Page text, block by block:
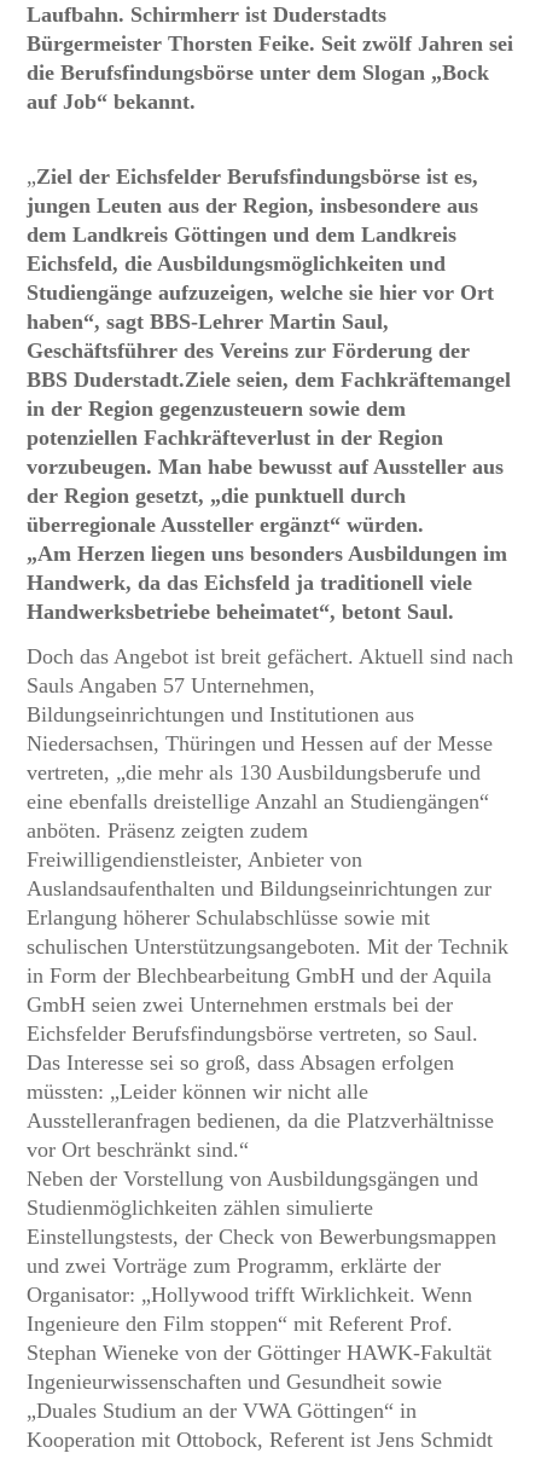
Laufbahn. Schirmherr ist Duderstadts
Bürgermeister Thorsten Feike. Seit zwölf Jahren sei
die Berufsfindungsbörse unter dem Slogan „Bock
auf Job“ bekannt.
„Ziel der Eichsfelder Berufsfindungsbörse ist es,
jungen Leuten aus der Region, insbesondere aus
dem Landkreis Göttingen und dem Landkreis
Eichsfeld, die Ausbildungsmöglichkeiten und
Studiengänge aufzuzeigen, welche sie hier vor Ort
haben“, sagt BBS-Lehrer Martin Saul,
Geschäftsführer des Vereins zur Förderung der
BBS Duderstadt.Ziele seien, dem Fachkräftemangel
in der Region gegenzusteuern sowie dem
potenziellen Fachkräfteverlust in der Region
vorzubeugen. Man habe bewusst auf Aussteller aus
der Region gesetzt, „die punktuell durch
überregionale Aussteller ergänzt“ würden.
„Am Herzen liegen uns besonders Ausbildungen im
Handwerk, da das Eichsfeld ja traditionell viele
Handwerksbetriebe beheimatet“, betont Saul.
Doch das Angebot ist breit gefächert. Aktuell sind nach
Sauls Angaben 57 Unternehmen,
Bildungseinrichtungen und Institutionen aus
Niedersachsen, Thüringen und Hessen auf der Messe
vertreten, „die mehr als 130 Ausbildungsberufe und
eine ebenfalls dreistellige Anzahl an Studiengängen“
anböten. Präsenz zeigten zudem
Freiwilligendienstleister, Anbieter von
Auslandsaufenthalten und Bildungseinrichtungen zur
Erlangung höherer Schulabschlüsse sowie mit
schulischen Unterstützungsangeboten. Mit der Technik
in Form der Blechbearbeitung GmbH und der Aquila
GmbH seien zwei Unternehmen erstmals bei der
Eichsfelder Berufsfindungsbörse vertreten, so Saul.
Das Interesse sei so groß, dass Absagen erfolgen
müssten: „Leider können wir nicht alle
Ausstelleranfragen bedienen, da die Platzverhältnisse
vor Ort beschränkt sind.“
Neben der Vorstellung von Ausbildungsgängen und
Studienmöglichkeiten zählen simulierte
Einstellungstests, der Check von Bewerbungsmappen
und zwei Vorträge zum Programm, erklärte der
Organisator: „Hollywood trifft Wirklichkeit. Wenn
Ingenieure den Film stoppen“ mit Referent Prof.
Stephan Wieneke von der Göttinger HAWK-Fakultät
Ingenieurwissenschaften und Gesundheit sowie
„Duales Studium an der VWA Göttingen“ in
Kooperation mit Ottobock, Referent ist Jens Schmidt